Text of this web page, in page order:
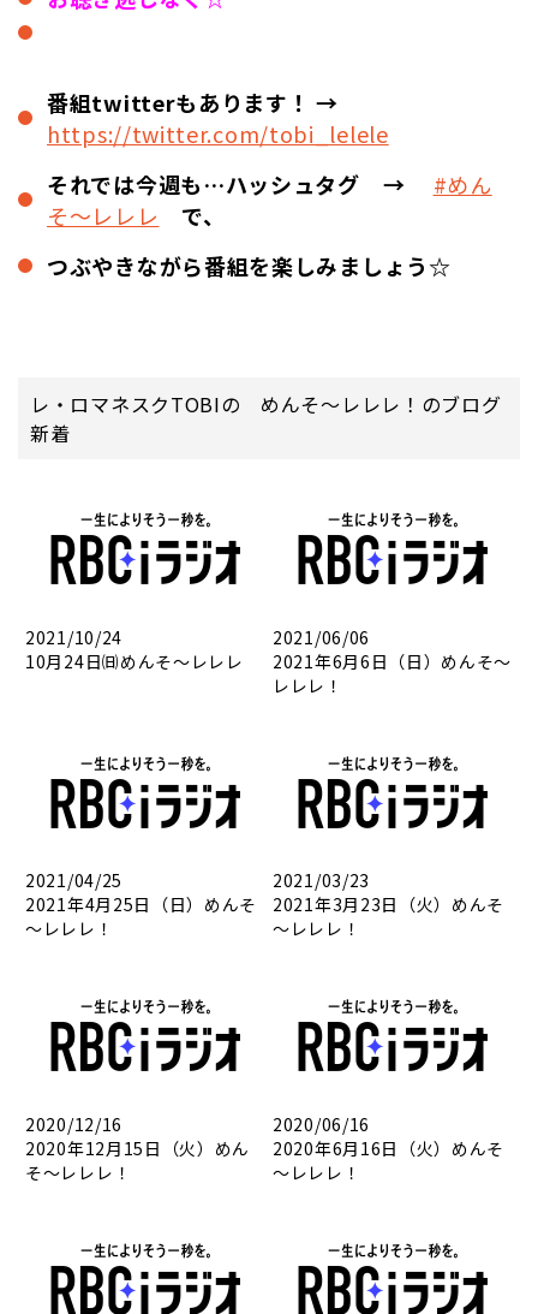
番組twitterもあります！ →
https://twitter.com/tobi_lelele
それでは今週も…ハッシュタグ → #めん
そ〜レレレ で、
つぶやきながら番組を楽しみましょう☆
レ・ロマネスクTOBIの めんそ～レレレ！のブログ
新着
2021/10/24
10月24日㈰めんそ～レレレ
2021/06/06
2021年6月6日（日）めんそ～
レレレ！
2021/04/25
2021年4月25日（日）めんそ
～レレレ！
2021/03/23
2021年3月23日（火）めんそ
～レレレ！
2020/12/16
2020年12月15日（火）めん
そ～レレレ！
2020/06/16
2020年6月16日（火）めんそ
～レレレ！